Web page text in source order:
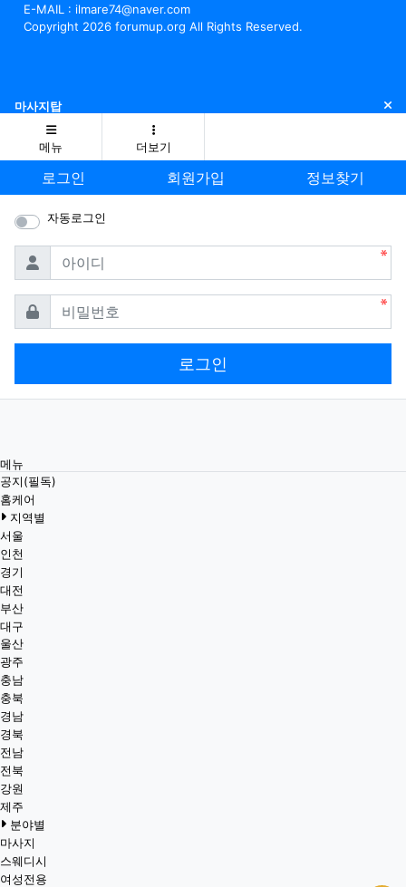
E-MAIL : ilmare74@naver.com
Copyright 2026 forumup.org All Rights Reserved.
마사지탑 닫
메뉴 더보기
로그인 회원가입 정보찾기
자동로그인
아이디
비밀번호
로그인
메뉴
공지(필독)
홈케어
지역별
서울
인천
경기
대전
부산
대구
울산
광주
충남
충북
경남
경북
전남
전북
강원
제주
분야별
마사지
스웨디시
여성전용